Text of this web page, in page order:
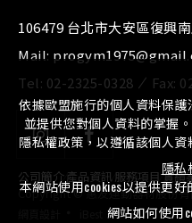
106479 台北市大安區復興
Mail:
Tel: 02-2325-0328 Fax:
公司簡介產品資訊 服務項目⁄實績
Copyright © 惠友運動器材股份
依據歐盟施行的個人資料保
並提供您對個人資料的掌握
隱私權政策，以遵循該個人
隱私
本網站使用cookies以提供更
網站如何使用